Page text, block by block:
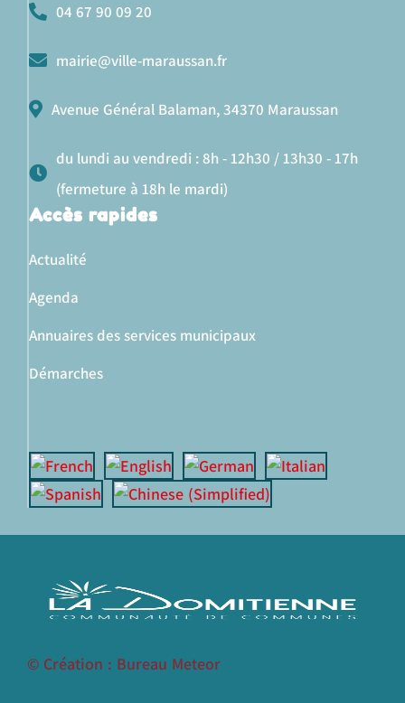
04 67 90 09 20
mairie@ville-maraussan.fr
Avenue Général Balaman, 34370 Maraussan
du lundi au vendredi : 8h - 12h30 / 13h30 - 17h
(fermeture à 18h le mardi)
Accès rapides
Actualité
Agenda
Annuaires des services municipaux
Démarches
© Création : Bureau Meteor